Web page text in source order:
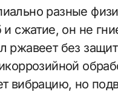
разные
сжатие, он не
без
вибрацию, но